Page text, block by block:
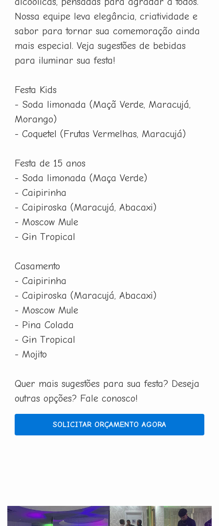
Nossa equipe leva elegância, criatividade e
sabor para tornar sua comemoração ainda
mais especial. Veja sugestões de bebidas
para iluminar sua festa!
Festa Kids
- Soda limonada (Maçã Verde, Maracujá,
Morango)
- Coquetel (Frutas Vermelhas, Maracujá)
Festa de 15 anos
- Soda limonada (Maça Verde)
- Caipirinha
- Caipiroska (Maracujá, Abacaxi)
- Moscow Mule
- Gin Tropical
Casamento
- Caipirinha
- Caipiroska (Maracujá, Abacaxi)
- Moscow Mule
- Pina Colada
- Gin Tropical
- Mojito
Quer mais sugestões para sua festa? Deseja
outras opções? Fale conosco!
SOLICITAR ORÇAMENTO AGORA